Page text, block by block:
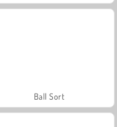
Ball Sort